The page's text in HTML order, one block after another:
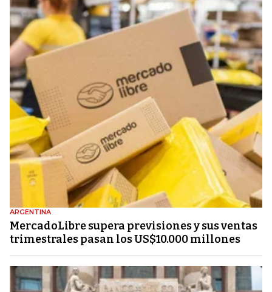
ARGENTINA
MercadoLibre supera previsiones y sus ventas
trimestrales pasan los US$10.000 millones